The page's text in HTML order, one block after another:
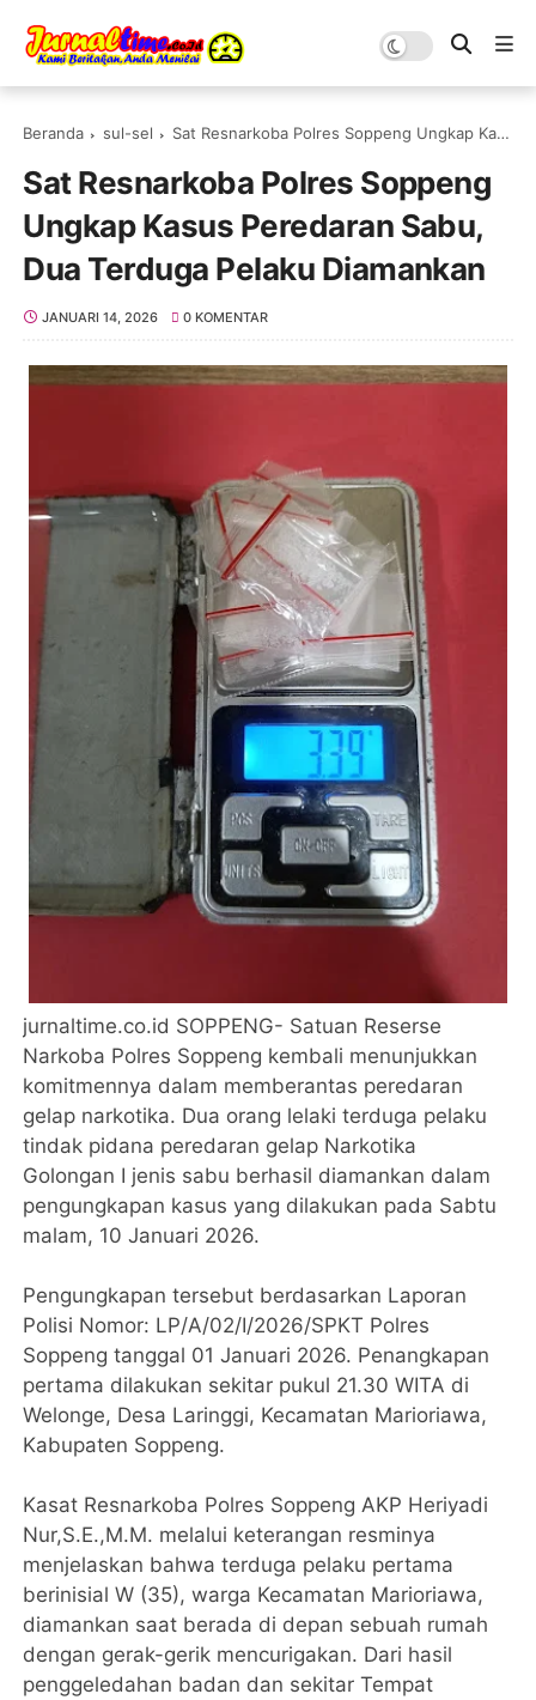
Beranda sul-sel Sat Resnarkoba Polres Soppeng Ungkap Kasus Peredaran Sabu, Dua Terduga Pelaku Diamankan
Sat Resnarkoba Polres Soppeng
Ungkap Kasus Peredaran Sabu,
Dua Terduga Pelaku Diamankan
JANUARI 14, 2026 0 KOMENTAR
jurnaltime.co.id SOPPENG- Satuan Reserse
Narkoba Polres Soppeng kembali menunjukkan
komitmennya dalam memberantas peredaran
gelap narkotika. Dua orang lelaki terduga pelaku
tindak pidana peredaran gelap Narkotika
Golongan I jenis sabu berhasil diamankan dalam
pengungkapan kasus yang dilakukan pada Sabtu
malam, 10 Januari 2026.
Pengungkapan tersebut berdasarkan Laporan
Polisi Nomor: LP/A/02/I/2026/SPKT Polres
Soppeng tanggal 01 Januari 2026. Penangkapan
pertama dilakukan sekitar pukul 21.30 WITA di
Welonge, Desa Laringgi, Kecamatan Marioriawa,
Kabupaten Soppeng.
Kasat Resnarkoba Polres Soppeng AKP Heriyadi
Nur,S.E.,M.M. melalui keterangan resminya
menjelaskan bahwa terduga pelaku pertama
berinisial W (35), warga Kecamatan Marioriawa,
diamankan saat berada di depan sebuah rumah
dengan gerak-gerik mencurigakan. Dari hasil
penggeledahan badan dan sekitar Tempat